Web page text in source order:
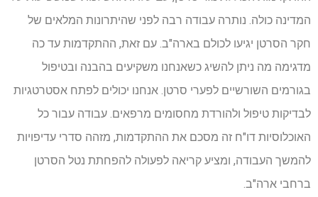
המדינה כולה. נותרה עבודה רבה לפני שהיתרונות המלאים של
חקר הסרטן יגיעו לכולם בארה"ב. עם זאת, ההתקדמות עד כה
מדגימה מה ניתן להשיג כשאנחנו משקיעים בהבנה ובטיפול
בגורמים השורשיים לפערי סרטן. אנחנו יכולים לפתח אסטרטגיות
לבדיקות טיפול ולהורדת מחסומים מרפאים. עבודה עבור כל
האוכלוסיות דו"ח זה מסכם את ההתקדמות, מזהה סדרי עדיפויות
להמשך העבודה, ומציע קריאה לפעולה להפחתת נטל הסרטן
ברחבי ארה"ב.